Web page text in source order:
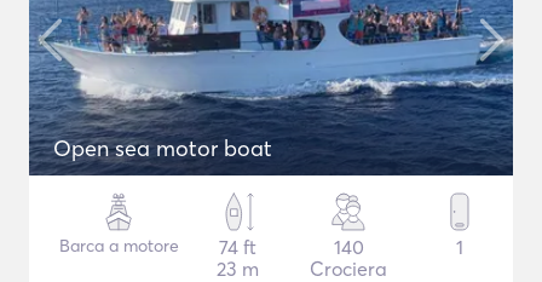
Open sea motor boat
Barca a motore
74 ft
23 m
140
Crociera
1